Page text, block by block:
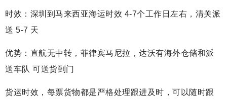
时效：深圳到马来西亚海运时效 4-7个工作日左右，清关派
送 5-7 天
优势：直航无中转，菲律宾马尼拉，达沃有海外仓储和派
送车队 可送货到门
货运时效，每票货物都是严格处理跟进及时，可以随时跟